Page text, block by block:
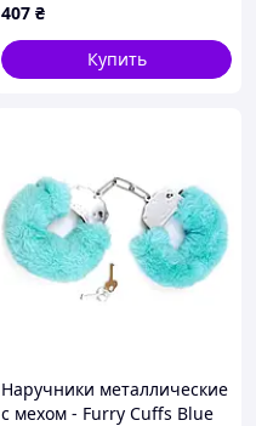
БДСМ ролевые игры
сексуальные игрушки
407 ₴
Купить
Наручники металлические
с мехом - Furry Cuffs Blue